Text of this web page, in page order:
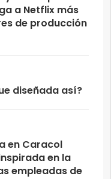
a Netflix más
de producción
diseñada así?
en Caracol
en la
empleadas de